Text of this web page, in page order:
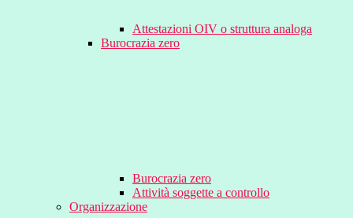
Attestazioni OIV o struttura analoga
Burocrazia zero
Burocrazia zero
Attività soggette a controllo
Organizzazione